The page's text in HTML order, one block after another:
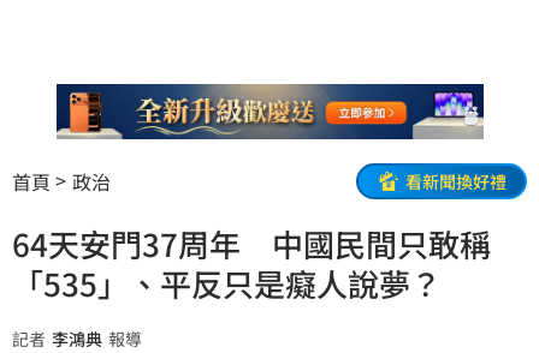
首頁 政治 看新聞換好禮
64天安門37周年 中國民間只敢稱
「535」、平反只是癡人說夢？
記者 李鴻典 報導